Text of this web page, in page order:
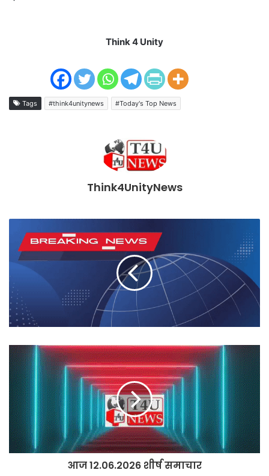
Think 4 Unity
Tags #think4unitynews #Today's Top News
Think4UnityNews
आज 12.06.2026 शीर्ष समाचार